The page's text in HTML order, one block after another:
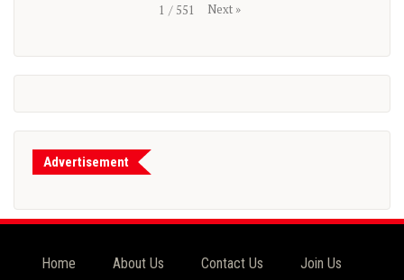
1 / 551 Next »
Advertisement
Home About Us Contact Us Join Us